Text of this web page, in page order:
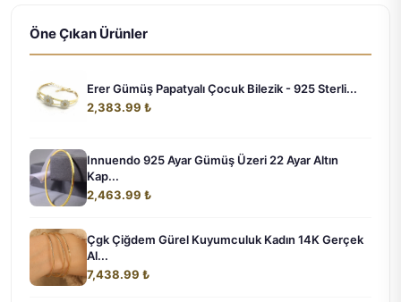
Öne Çıkan Ürünler
Erer Gümüş Papatyalı Çocuk Bilezik - 925 Sterli...
2,383.99 ₺
Innuendo 925 Ayar Gümüş Üzeri 22 Ayar Altın
Kap...
2,463.99 ₺
Çgk Çiğdem Gürel Kuyumculuk Kadın 14K Gerçek
Al...
7,438.99 ₺